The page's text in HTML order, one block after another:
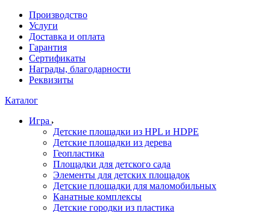
Производство
Услуги
Доставка и оплата
Гарантия
Сертификаты
Награды, благодарности
Реквизиты
Каталог
Игра
Детские площадки из HPL и HDPE
Детские площадки из дерева
Геопластика
Площадки для детского сада
Элементы для детских площадок
Детские площадки для маломобильных
Канатные комплексы
Детские городки из пластика